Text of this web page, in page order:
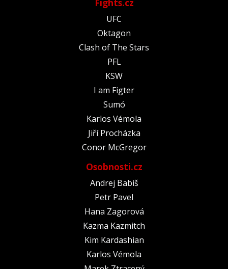
UFC
Oktagon
Clash of The Stars
PFL
KSW
I am Figter
Sumó
Karlos Vémola
Jiří Procházka
Conor McGregor
Osobnosti.cz
Andrej Babiš
Petr Pavel
Hana Zagorová
Kazma Kazmitch
Kim Kardashian
Karlos Vémola